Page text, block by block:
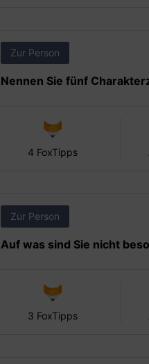
Zur Person
Nennen Sie fünf
4 FoxTipps
Zur Person
Auf was sind Sie nicht
3 FoxTipps